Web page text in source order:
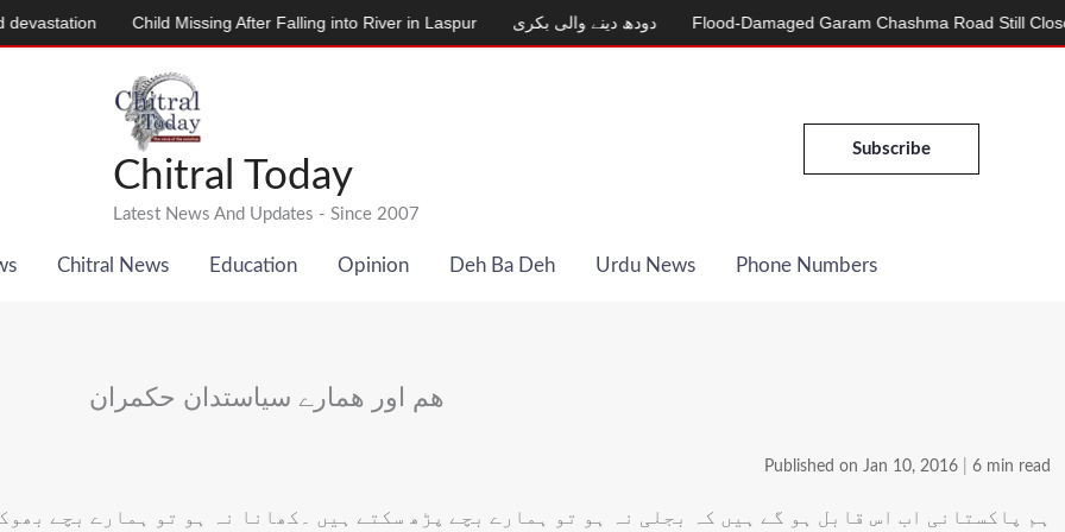
Chitral Today
Latest News And Updates - Since 2007
Subscribe
Chitral News Education Opinion Deh Ba Deh Urdu News Phone Numbers
ھم اور ھمارے سیاستدان حکمران
Published on Jan 10, 2016 6 min read
ہم پاکستانی اب اس قابل ہو گے ہیں کہ بجلی نہ ہو تو ہمارے بچے پڑھ سکتے ہیں ۔کھانا نہ ہو تو ہمارے بچے
Child Missing After Falling into River in Laspur دودھ دینے والی بکری Flood-Damaged Garam Chashma Road Still Closed